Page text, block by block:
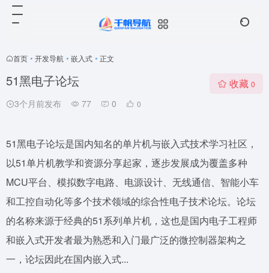
首页 • 开发导航 • 嵌入式 • 正文
51黑电子论坛
3个月前发布 77 0 0
收藏 0
51黑电子论坛是国内知名的单片机与嵌入式技术学习社区，
以51单片机教学和资源分享起家，逐步发展成为覆盖多种
MCU平台、模拟数字电路、电源设计、无线通信、智能小车
和工控自动化等多个技术领域的综合性电子技术论坛。论坛
的名称来源于经典的51系列单片机，这也是国内电子工程师
和嵌入式开发者最为熟悉和入门最广泛的微控制器架构之
一，论坛因此在国内嵌入式...